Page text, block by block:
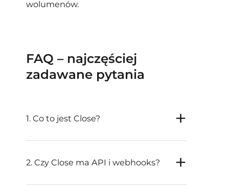
wolumenów.
FAQ – najczęściej
zadawane pytania
1. Co to jest Close?
2. Czy Close ma API i webhooks?